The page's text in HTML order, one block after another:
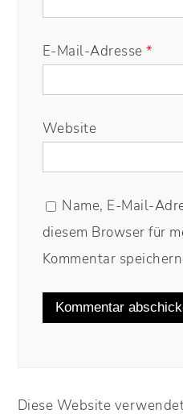
E-Mail-Adresse*
Website
Name, E-Mail-
diesem Browser für
Kommentar
Diese Website